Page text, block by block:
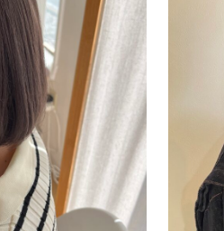
津福店
工藤 惇